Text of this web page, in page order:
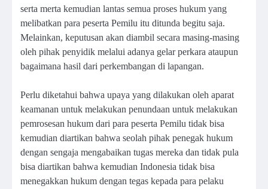
serta merta kemudian lantas semua proses hukum yang
melibatkan para peserta Pemilu itu ditunda begitu saja.
Melainkan, keputusan akan diambil secara masing-masing
oleh pihak penyidik melalui adanya gelar perkara ataupun
bagaimana hasil dari perkembangan di lapangan.
Perlu diketahui bahwa upaya yang dilakukan oleh aparat
keamanan untuk melakukan penundaan untuk melakukan
pemrosesan hukum dari para peserta Pemilu tidak bisa
kemudian diartikan bahwa seolah pihak penegak hukum
dengan sengaja mengabaikan tugas mereka dan tidak pula
bisa diartikan bahwa kemudian Indonesia tidak bisa
menegakkan hukum dengan tegas kepada para pelaku